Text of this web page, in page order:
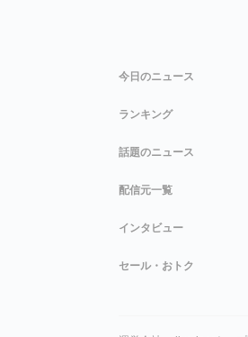
今日のニュース
ランキング
話題のニュース
配信元一覧
インタビュー
セール・おトク